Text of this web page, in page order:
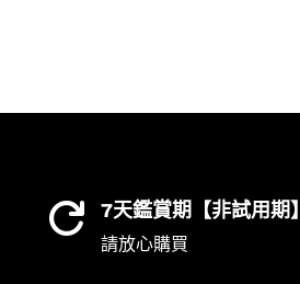
 7天鑑賞期【非試用期】
請放心購買